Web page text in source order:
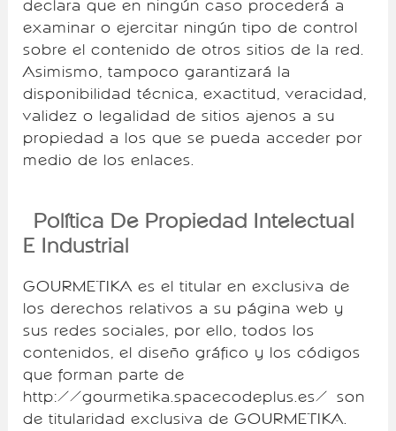
declara que en ningún caso procederá a
examinar o ejercitar ningún tipo de control
sobre el contenido de otros sitios de la red.
Asimismo, tampoco garantizará la
disponibilidad técnica, exactitud, veracidad,
validez o legalidad de sitios ajenos a su
propiedad a los que se pueda acceder por
medio de los enlaces.
Política De Propiedad Intelectual
E Industrial
GOURMETIKA es el titular en exclusiva de
los derechos relativos a su página web y
sus redes sociales, por ello, todos los
contenidos, el diseño gráfico y los códigos
que forman parte de
http://gourmetika.spacecodeplus.es/ son
de titularidad exclusiva de GOURMETIKA.